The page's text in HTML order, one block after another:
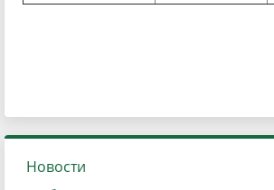
Новости